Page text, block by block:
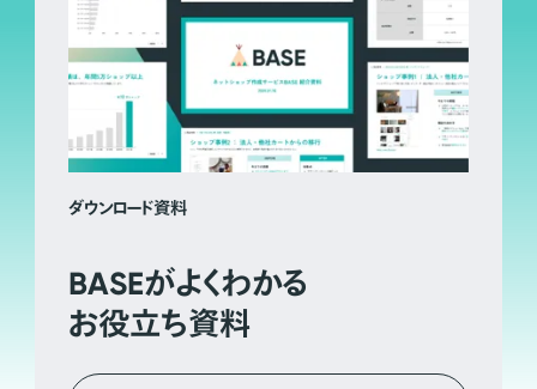
ダウンロード資料
BASEがよくわかる
お役立ち資料